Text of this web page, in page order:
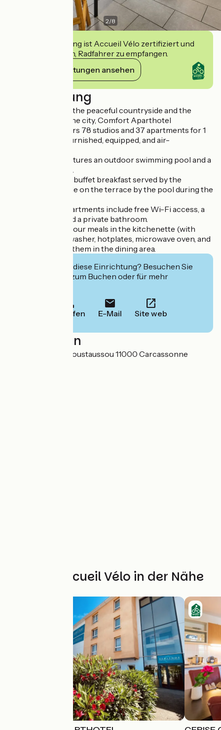
2/8
Diese Einrichtung ist Accueil Vélo zertifiziert und
verpflichtet sich, Radfahrer zu empfangen.
Ihre Verpflichtungen ansehen
Beschreibung
Located between the peaceful countryside and the
historic heart of the city, Comfort Aparthotel
Carcassonne offers 78 studios and 37 apartments for 1
to 6 guests — all furnished, equipped, and air-
The residence features an outdoor swimming pool and a
large parking area.
You can enjoy the buffet breakfast served by the
residence, available on the terrace by the pool during the
All studios and apartments include free Wi-Fi access, a
flat-screen TV, and a private bathroom.
You can prepare your meals in the kitchenette (with
refrigerator, dishwasher, hotplates, microwave oven, and
dishes) and enjoy them in the dining area.
Interessiert Sie diese Einrichtung? Besuchen Sie
deren Website zum Buchen oder für mehr
Anrufen E-Mail Site web
Localisation
14 route de Villemoustaussou 11000 Carcassonne
Weitere Accueil Vélo in der Nähe